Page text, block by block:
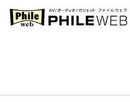
PHILE WEB｜AV/オーディ